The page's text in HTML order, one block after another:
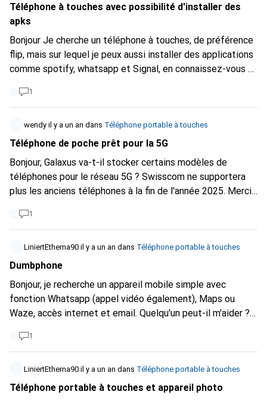
Téléphone à touches avec possibilité d'installer des
apks
Bonjour Je cherche un téléphone à touches, de préférence
flip, mais sur lequel je peux aussi installer des applications
comme spotify, whatsapp et Signal, en connaissez-vous un
1
wendy il y a un an dans Téléphone portable à touches
Téléphone de poche prêt pour la 5G
Bonjour, Galaxus va-t-il stocker certains modèles de
téléphones pour le réseau 5G ? Swisscom ne supportera
plus les anciens téléphones à la fin de l'année 2025. Merci
1
LiniertEtherna90 il y a un an dans Téléphone portable à touches
Dumbphone
Bonjour, je recherche un appareil mobile simple avec
fonction Whatsapp (appel vidéo également), Maps ou
Waze, accès internet et email. Quelqu'un peut-il m'aider ?
exemple ?
1
LiniertEtherna90 il y a un an dans Téléphone portable à touches
Téléphone portable à touches et appareil photo